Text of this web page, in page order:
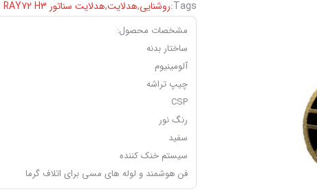
Tags: روشنایی,هدلایت,هدلایت ‏سناتور ST - RAY72 H3
مشخصات محصول:
ساختار بدنه
آلومینیوم
چیپ تراشه
CSP
رنگ نور
سفید
سیستم خنک کننده
فن هوشمند و لوله های مسی برای اتلاف گرما